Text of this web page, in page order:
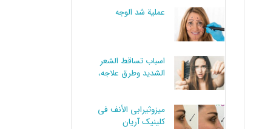
عملية شد الوجه
اسباب تساقط الشعر
الشديد وطرق علاجه،
میزوثیرابي الأنف في
کلینیک آریان